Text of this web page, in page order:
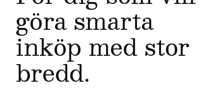
göra smarta
inköp med stor
bredd.